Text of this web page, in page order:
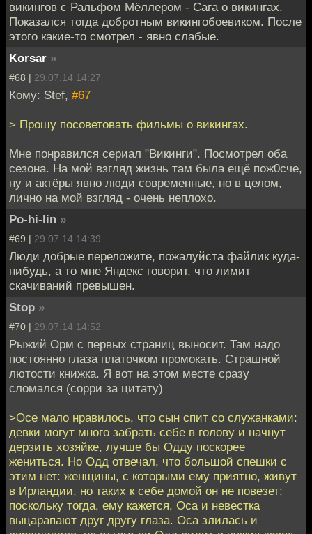
викингов с Ральфом Мёллером - Сага о викингах.
Показался тогда добротным викингобоевиком. После
этого какие-то смотрел - явно слабые.
Korsar »
#68 | 29.07.14 14:27
Кому: Stef, #67
> Прошу посоветовать фильмы о викингах.
Мне понравился сериал "Викинги". Посмотрел оба
сезона. На мой взгляд жизнь там была ещё пож0сче,
ну и актёры явно люди современные, но в целом,
лично на мой взгляд - очень неплохо.
Po-hi-lin »
#69 | 29.07.14 14:39
Люди добрые переложите, пожалуйста файлик куда-
нибудь, а то мне Яндекс говорит, что лимит
скачиваний превышен.
Stop »
#70 | 29.07.14 14:52
Рыжий Орм с первых страниц выносит. Там надо
постоянно глаза платочком промокать. Страшной
лютости книжка. Я вот на этом месте сразу
сломался (сорри за цитату)
>Осе мало нравилось, что сын спит со служанками:
девки могут много забрать себе в голову и начнут
дерзить хозяйке, лучше бы Одду поскорее
жениться. Но Одд отвечал, что большой спешки с
этим нет: женщины, с которыми ему приятно, живут
в Ирландии, но таких к себе домой он не повезет;
поскольку тогда, ему кажется, Оса и невестка
выцарапают друг другу глаза. Оса злилась и